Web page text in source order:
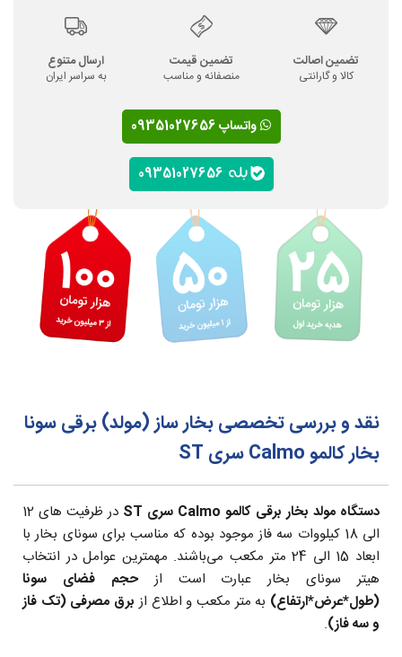
تضمین اصالت
کالا و گارانتی
تضمین قیمت
منصفانه و مناسب
ارسال متنوع
به سراسر ایران
واتساپ 09351027656
نقد و بررسی تخصصی بخار ساز (مولد) برقی سونا
بخار کالمو Calmo سری ST
دستگاه مولد بخار برقی کالمو Calmo سری ST
در ظرفیت های 12
الی 18 کیلووات سه فاز موجود بوده که مناسب برای سونای بخار با
ابعاد 15 الی 24 متر مکعب می‌باشند. مهمترین عوامل در انتخاب
هیتر سونای بخار عبارت است ازحجم فضای سونا
(طول*عرض*ارتفاع) به متر مکعب و اطلاع از برق مصرفی (تک فاز
و سه فاز).